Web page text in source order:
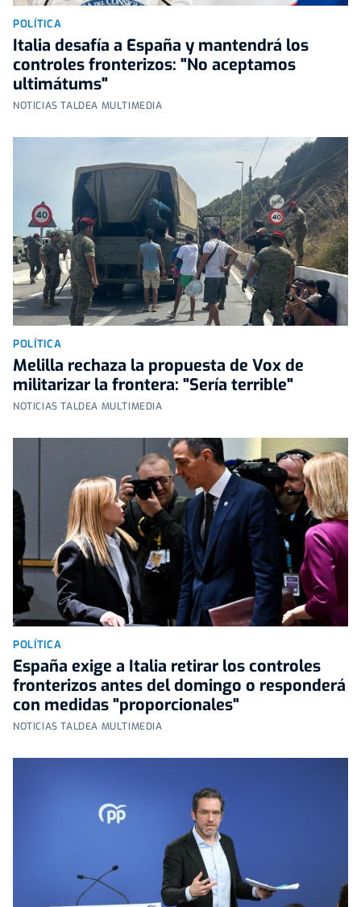
POLÍTICA
Italia desafía a España y mantendrá los
controles fronterizos: "No aceptamos
ultimátums"
NOTICIAS TALDEA MULTIMEDIA
POLÍTICA
Melilla rechaza la propuesta de Vox de
militarizar la frontera: "Sería terrible"
NOTICIAS TALDEA MULTIMEDIA
POLÍTICA
España exige a Italia retirar los controles
fronterizos antes del domingo o responderá
con medidas "proporcionales"
NOTICIAS TALDEA MULTIMEDIA